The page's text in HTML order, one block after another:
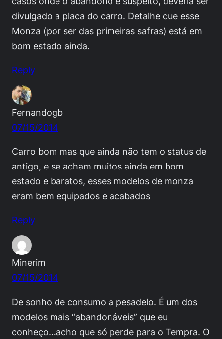
divulgado a placa do carro. Detalhe que esse
Monza (por ser das primeiras safras) está em
bom estado ainda.
Reply
Fernandogb
07/15/2014
Carro bom mas que ainda não tem o status de
antigo, e se acham muitos ainda em bom
estado e baratos, esses modelos de monza
eram bem equipados e acabados
Reply
Minerim
07/15/2014
De sonho de consumo a pesadelo. É um dos
modelos mais “abandonáveis” que eu
conheço…acho que só perde para o Tempra. O